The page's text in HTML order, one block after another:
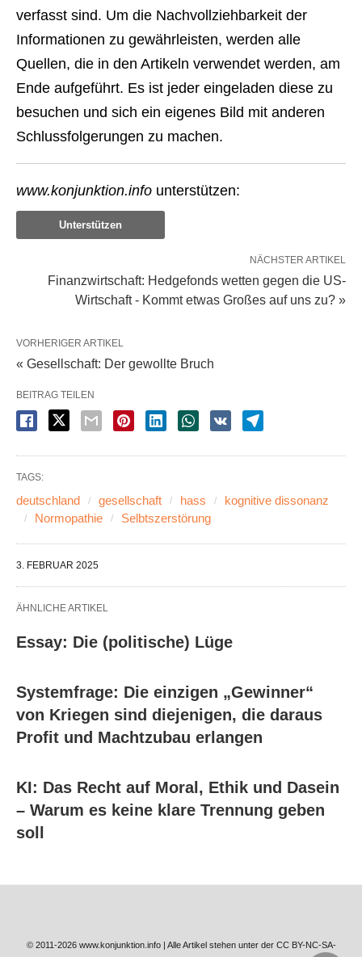
verfasst sind. Um die Nachvollziehbarkeit der
Informationen zu gewährleisten, werden alle
Quellen, die in den Artikeln verwendet werden, am
Ende aufgeführt. Es ist jeder eingeladen diese zu
besuchen und sich ein eigenes Bild mit anderen
Schlussfolgerungen zu machen.
www.konjunktion.info unterstützen:
Unterstützen
NÄCHSTER ARTIKEL
Finanzwirtschaft: Hedgefonds wetten gegen die US-
Wirtschaft - Kommt etwas Großes auf uns zu? »
VORHERIGER ARTIKEL
« Gesellschaft: Der gewollte Bruch
BEITRAG TEILEN
TAGS:
deutschland gesellschaft hass
kognitive dissonanz
Normopathie
Selbtszerstörung
3. FEBRUAR 2025
ÄHNLICHE ARTIKEL
Essay: Die (politische) Lüge
Systemfrage: Die einzigen „Gewinner“
von Kriegen sind diejenigen, die daraus
Profit und Machtzubau erlangen
KI: Das Recht auf Moral, Ethik und Dasein
– Warum es keine klare Trennung geben
soll
© 2011-2026 www.konjunktion.info | Alle Artikel stehen unter der CC BY-NC-SA-